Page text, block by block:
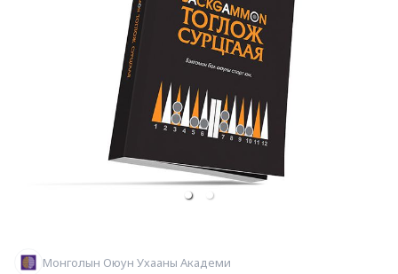
Монголын Оюун Ухааны Академи